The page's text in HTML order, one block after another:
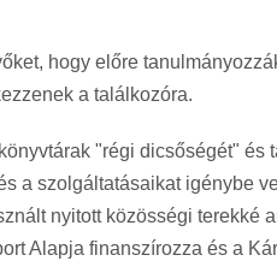
hogy előre
a találkozóra.
"régi dicsőségét" és
a szolgáltatásaikat igénybe
nyitott közösségi terekké
Alapja finanszírozza és a